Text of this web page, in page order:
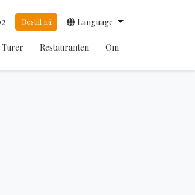
Bestill nå Language
Turer Restauranten Om